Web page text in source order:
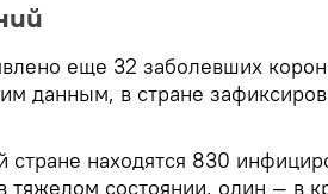
еще 32 заболевших
данным, в стране
стране находятся 830
тяжелом состоянии, один — в